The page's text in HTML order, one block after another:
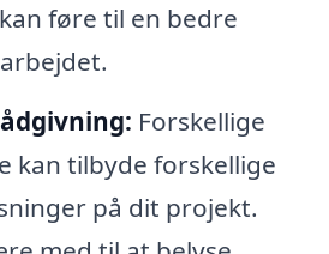
føre til en bedre
Forskellige
kan tilbyde forskellige
på dit projekt.